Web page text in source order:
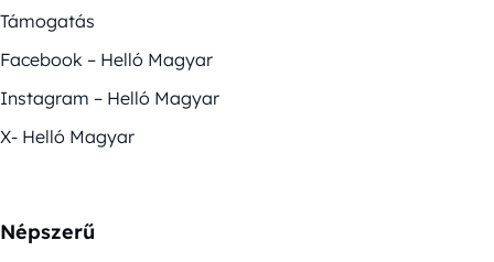
Támogatás
Facebook – Helló Magyar
Instagram – Helló Magyar
X- Helló Magyar
Népszerű